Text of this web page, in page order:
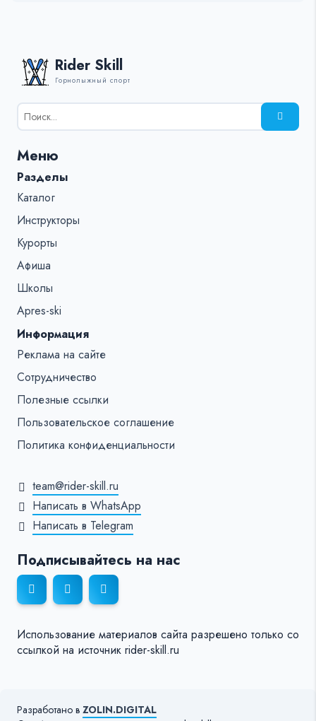
Rider Skill
Горнолыжный спорт
Результаты
поиска
%s:
Меню
Разделы
Каталог
Инструкторы
Курорты
Афиша
Школы
Apres-ski
Информация
Реклама на сайте
Сотрудничество
Полезные ссылки
Пользовательское соглашение
Политика конфиденциальности
team@rider-skill.ru
Написать в WhatsApp
Написать в Telegram
Подписывайтесь на нас
Использование материалов сайта разрешено только со
ссылкой на источник rider-skill.ru
Разработано в ZOLIN.DIGITAL